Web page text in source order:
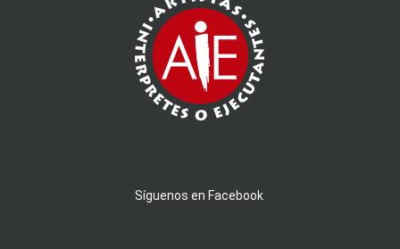
Síguenos en Facebook